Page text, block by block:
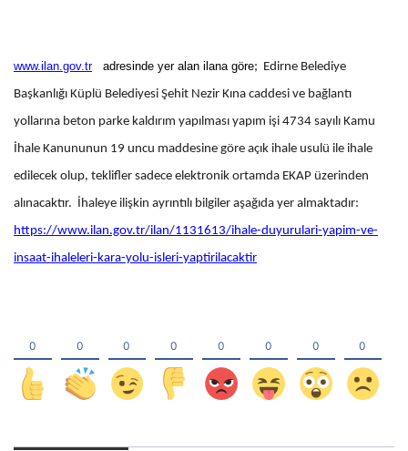
www.ilan.gov.tr adresinde yer alan ilana göre; Edirne Belediye
Başkanlığı Küplü Belediyesi Şehit Nezir Kına caddesi ve bağlantı
yollarına beton parke kaldırım yapılması yapım işi 4734 sayılı Kamu
İhale Kanununun 19 uncu maddesine göre açık ihale usulü ile ihale
edilecek olup, teklifler sadece elektronik ortamda EKAP üzerinden
alınacaktır. İhaleye ilişkin ayrıntılı bilgiler aşağıda yer almaktadır:
https://www.ilan.gov.tr/ilan/1131613/ihale-duyurulari-yapim-ve-
insaat-ihaleleri-kara-yolu-isleri-yaptirilacaktir